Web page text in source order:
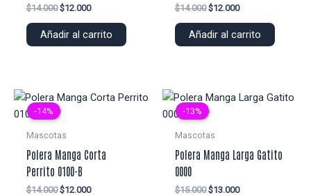
$14.000 El
original
$12.000El
actual
Añadir al carrito
$14.000 El
original
$12.000El
actual
Añadir al carrito
-14%
Mascotas
Polera Manga Corta
Perrito 0100-B
$14.000 El
$12.000El
-13%
Mascotas
Polera Manga Larga Gatito
0000
$15.000 El
$13.000El